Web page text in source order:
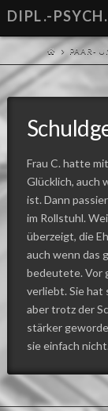
DIPL.-
PAAR-
Frau C. hatte
Glücklich, auch
ist. Dann
im Rollstuhl.
überzeigt, die
auch wenn das
bedeutete. Vor
verliebt. Sie hat
aber trotz der
stärker
sie einfach nicht.